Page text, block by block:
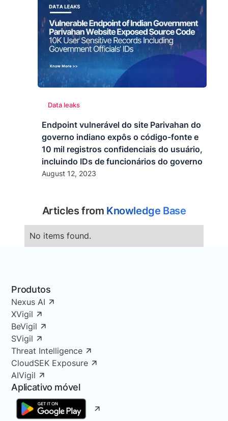
Data leaks
Endpoint vulnerável do site Parivahan do
governo indiano expôs o código-fonte e
10 mil registros confidenciais do usuário,
incluindo IDs de funcionários do governo
August 12, 2023
Articles from Knowledge Base
No items found.
Produtos
Nexus AI
XVigil
BeVigil
SVigil
Threat Intelligence
CloudSEK Exposure
AIVigil
Aplicativo móvel